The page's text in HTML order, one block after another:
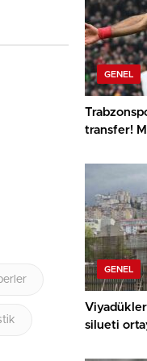
GENEL
transfer!
GENEL
silueti